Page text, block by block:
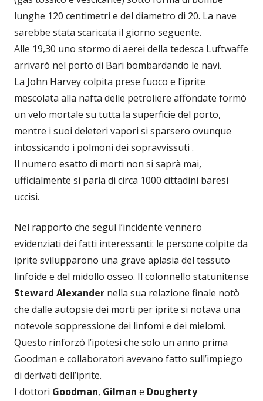
lunghe 120 centimetri e del diametro di 20. La nave
sarebbe stata scaricata il giorno seguente.
Alle 19,30 uno stormo di aerei della tedesca Luftwaffe
arrivarò nel porto di Bari bombardando le navi.
La John Harvey colpita prese fuoco e l’iprite
mescolata alla nafta delle petroliere affondate formò
un velo mortale su tutta la superficie del porto,
mentre i suoi deleteri vapori si sparsero ovunque
intossicando i polmoni dei sopravvissuti .
Il numero esatto di morti non si saprà mai,
ufficialmente si parla di circa 1000 cittadini baresi
uccisi.
Nel rapporto che seguì l’incidente vennero
evidenziati dei fatti interessanti: le persone colpite da
iprite svilupparono una grave aplasia del tessuto
linfoide e del midollo osseo. Il colonnello statunitense
Steward Alexander nella sua relazione finale notò
che dalle autopsie dei morti per iprite si notava una
notevole soppressione dei linfomi e dei mielomi.
Questo rinforzò l’ipotesi che solo un anno prima
Goodman e collaboratori avevano fatto sull’impiego
di derivati dell’iprite.
I dottori Goodman, Gilman e Dougherty